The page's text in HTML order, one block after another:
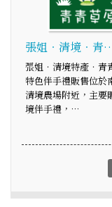
張姐‧清境‧青
張姐‧清境特產‧青
特色伴手禮販售位於
清境農場附近，主要
境伴手禮，…